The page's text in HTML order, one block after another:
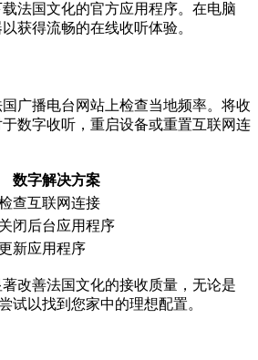
法国文化的官方应用程序。在电脑
获得流畅的在线收听体验。
广播电台网站上检查当地频率。将收
数字收听，重启设备或重置互联网连
数字解决方案
查互联网连接
关闭后台应用程序
新应用程序
改善法国文化的接收质量，无论是
试以找到您家中的理想配置。